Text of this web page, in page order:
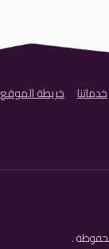
خدماتنا خريطة الموقع